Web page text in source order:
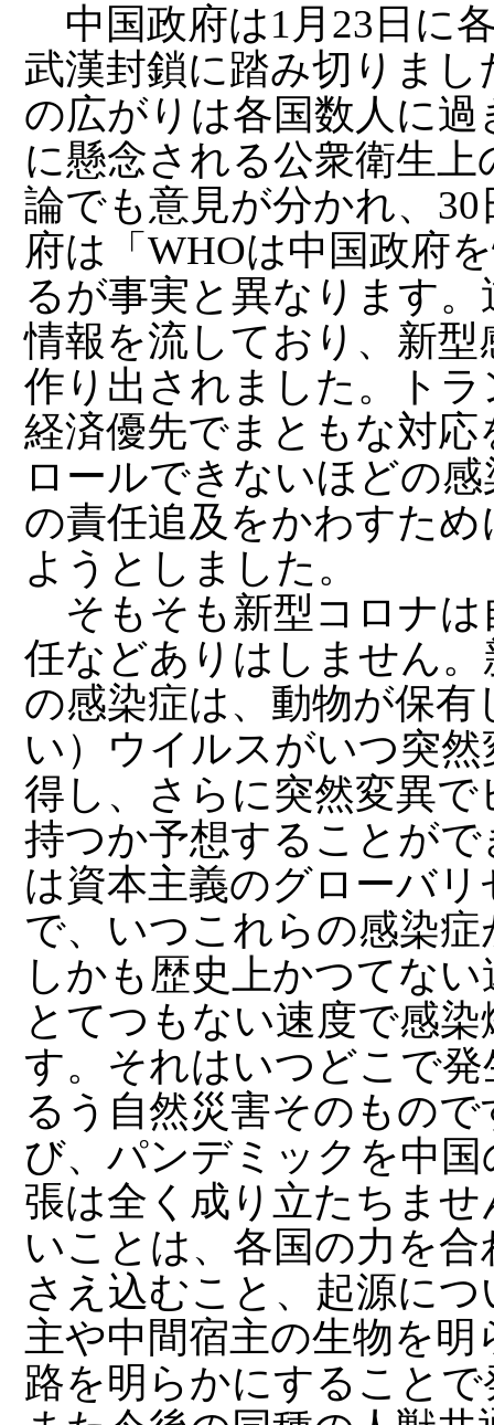
中国政府は1月23日に
武漢封鎖に踏み切りま
の広がりは各国数人に
に懸念される公衆衛生
論でも意見が分かれ、
府は「WHOは中国政府
るが事実と異なります
情報を流しており、新
作り出されました。ト
経済優先でまともな対
ロールできないほどの
の責任追及をかわすた
ようとしました。
そもそも新型コロナは
任などありはしません
の感染症は、動物が保
い）ウイルスがいつ突
得し、さらに突然変異
持つか予想することが
は資本主義のグローバ
で、いつこれらの感染
しかも歴史上かつてな
とてつもない速度で感
す。それはいつどこで
るう自然災害そのもの
び、パンデミックを中
張は全く成り立たちま
いことは、各国の力を
さえ込むこと、起源に
主や中間宿主の生物を
路を明らかにすること